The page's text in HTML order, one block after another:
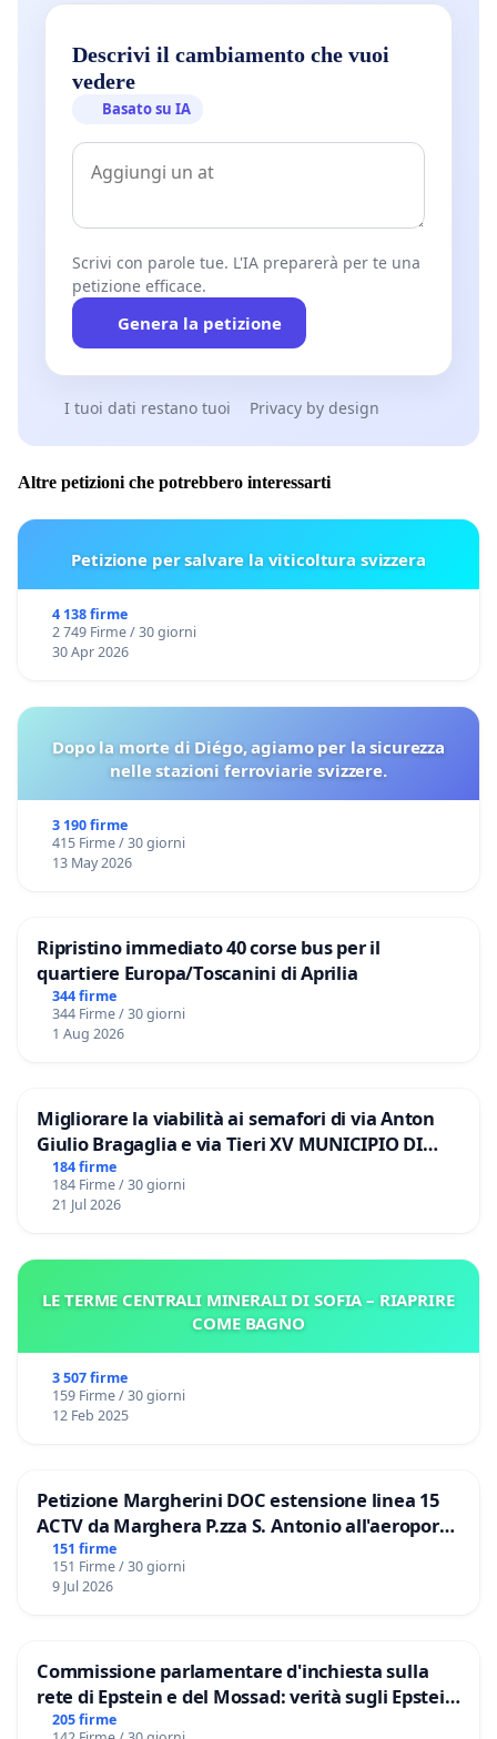
Descrivi il cambiamento che vuoi
vedere
Basato su IA
Scrivi con parole tue. L'IA preparerà per te una
petizione efficace.
Genera la petizione
I tuoi dati restano tuoi Privacy by design
Altre petizioni che potrebbero interessarti
Petizione per salvare la viticoltura svizzera
4 138 firme
2 749 Firme / 30 giorni
30 Apr 2026
Dopo la morte di Diégo, agiamo per la sicurezza
nelle stazioni ferroviarie svizzere.
3 190 firme
415 Firme / 30 giorni
13 May 2026
Ripristino immediato 40 corse bus per il
quartiere Europa/Toscanini di Aprilia
344 firme
344 Firme / 30 giorni
1 Aug 2026
Migliorare la viabilità ai semafori di via Anton
Giulio Bragaglia e via Tieri XV MUNICIPIO DI
ROMA
184 firme
184 Firme / 30 giorni
21 Jul 2026
LE TERME CENTRALI MINERALI DI SOFIA – RIAPRIRE
COME BAGNO
3 507 firme
159 Firme / 30 giorni
12 Feb 2025
Petizione Margherini DOC estensione linea 15
ACTV da Marghera P.zza S. Antonio all'aeroporto
Marco Polo tariffa a € 1,50
151 firme
151 Firme / 30 giorni
9 Jul 2026
Commissione parlamentare d'inchiesta sulla
rete di Epstein e del Mossad: verità sugli Epstein
Files
205 firme